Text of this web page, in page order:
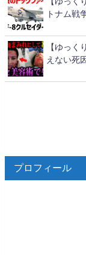
トナム戦
【ゆっ
えない死
プロフィール